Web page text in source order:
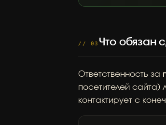
// 03 Что обязан
Ответственность за
посетителей
контактирует с